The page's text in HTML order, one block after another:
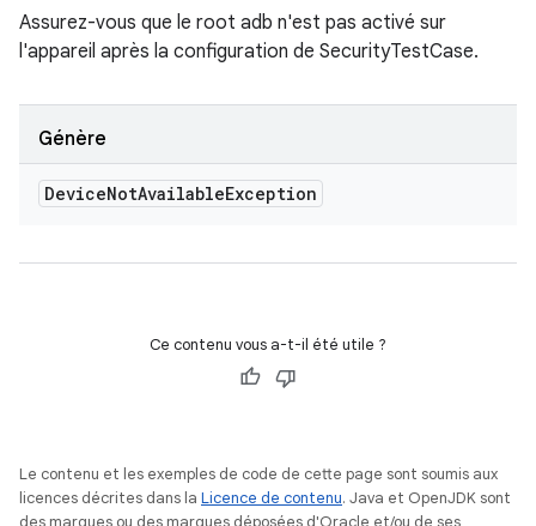
Assurez-vous que le root adb n'est pas activé sur
l'appareil après la configuration de SecurityTestCase.
Génère
DeviceNotAvailableException
Ce contenu vous a-t-il été utile ?
Le contenu et les exemples de code de cette page sont soumis aux
licences décrites dans la Licence de contenu. Java et OpenJDK sont
des marques ou des marques déposées d'Oracle et/ou de ses